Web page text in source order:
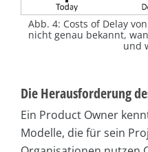
Abb. 4: Costs of Delay
nicht genau bekannt,
und
Die Herausforderung
Ein Product Owner
Modelle, die für sein